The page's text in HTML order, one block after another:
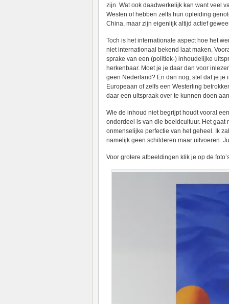
zijn. Wat ook daadwerkelijk kan want veel
Westen of hebben zelfs hun opleiding
China, maar zijn eigenlijk altijd actief
Toch is het internationale aspect hoe het
niet internationaal bekend laat maken.
sprake van een (politiek-) inhoudelijke
herkenbaar. Moet je je daar dan voor
geen Nederland? En dan nog, stel dat je je
Europeaan of zelfs een Westerling
daar een uitspraak over te kunnen doen
Wie de inhoud niet begrijpt houdt vooral
onderdeel is van die beeldcultuur. Het
onmenselijke perfectie van het geheel. Ik
namelijk geen schilderen maar uitvoeren.
Voor grotere afbeeldingen klik je op de